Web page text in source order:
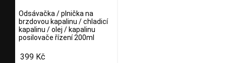
Odsávačka / plnička na
brzdovou kapalinu / chladicí
kapalinu / olej / kapalinu
posilovače řízení 200ml
399 Kč